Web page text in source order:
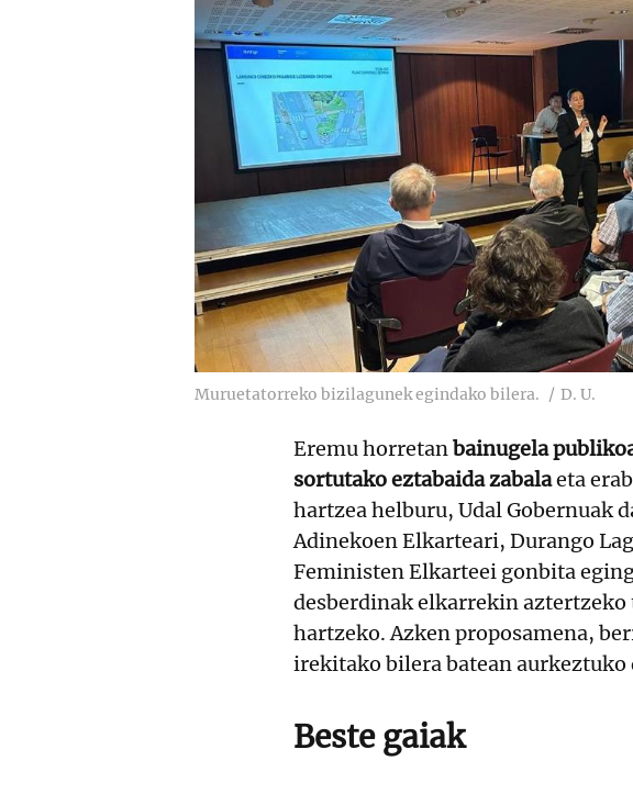
Muruetatorreko bizilagunek egindako bilera. D. U.
Eremu horretanbainugela
sortutako eztabaida zabalaeta
hartzea helburu, Udal Gobernuak
Adinekoen Elkarteari, Durango
Feministen Elkarteei gonbita
desberdinak elkarrekin aztertzeko
hartzeko. Azken proposamena,
irekitako bilera batean aurkeztuko
Beste gaiak